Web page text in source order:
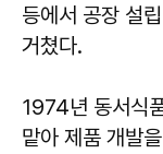
등에서 공장 설
거쳤다.
1974년 동서식
맡아 제품 개발